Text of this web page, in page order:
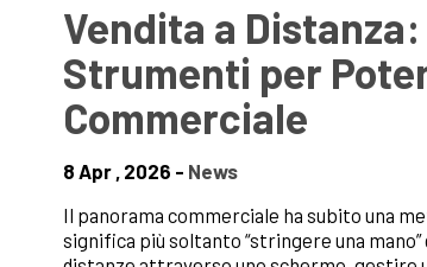
Vendita a
Strumenti per
Commerciale
8 Apr , 2026 - News
Il panorama commerciale ha subito una
significa più soltanto “stringere una